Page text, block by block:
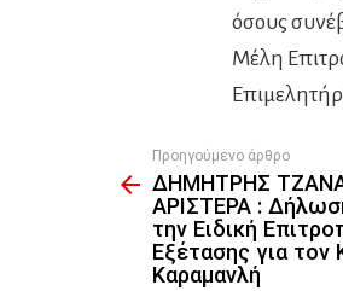
όσους
Μέλη
more
Προηγούμενο άρθρο
ΔΗΜΗΤΡΗΣ
ΑΡΙΣΤΕΡΑ :
την Ειδική
Εξέτασης για τον
Καραμανλή